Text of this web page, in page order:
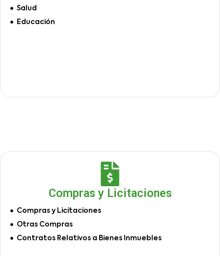
Salud
Educación
Compras y Licitaciones
Compras y Licitaciones
Otras Compras
Contratos Relativos a Bienes Inmuebles